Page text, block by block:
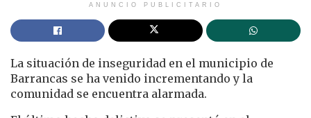
ANUNCIO PUBLICITARIO
La situación de inseguridad en el municipio de
Barrancas se ha venido incrementando y la
comunidad se encuentra alarmada.